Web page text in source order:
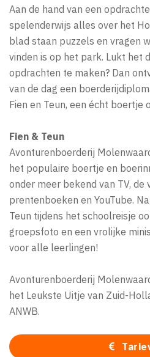
Aan de hand van een
spelenderwijs alles over het
blad staan puzzels en vragen
vinden is op het park. Lukt het
opdrachten te maken? Dan
van de dag een
Fien en Teun, een écht boertje
Fien & Teun
Avonturenboerderij
het populaire boertje en
onder meer bekend van TV, de
prentenboeken en YouTube.
Teun tijdens het schoolreisje
groepsfoto en een vrolijke
voor alle leerlingen!
Avonturenboerderij
het Leukste Uitje van Zuid-
ANWB.